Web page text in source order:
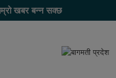
खबर बन्न सक्छ